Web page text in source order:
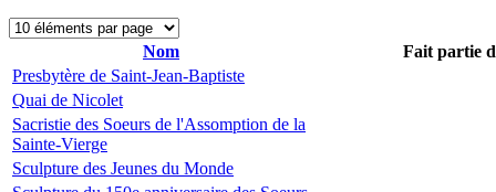
Nom
Fait partie
Presbytère de Saint-Jean-Baptiste
Quai de Nicolet
Sacristie des Soeurs de l'Assomption de la
Sainte-Vierge
Sculpture des Jeunes du Monde